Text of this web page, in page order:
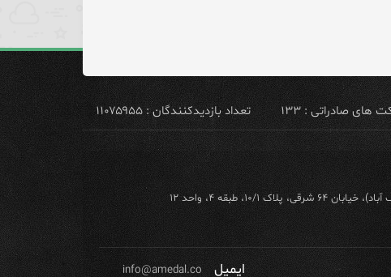
های صادراتی : ۱۳۳ تعداد بازدیدکنندگان : ۱۱۰۷۵۹۵۵
۱۰/۱، طبقه ۴، واحد ۱۲
ایمیل info@amedal.co